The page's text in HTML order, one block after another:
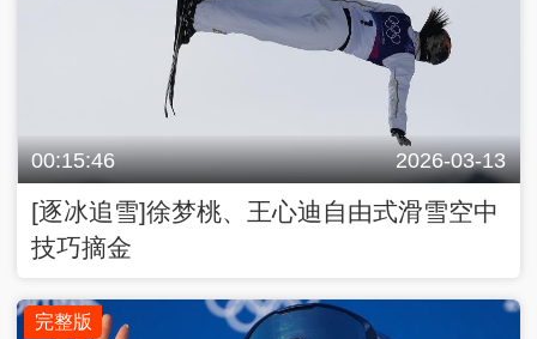
00:15:46 2026-03-13
[逐冰追雪]徐梦桃、王心迪自由式滑雪空中
技巧摘金
完整版